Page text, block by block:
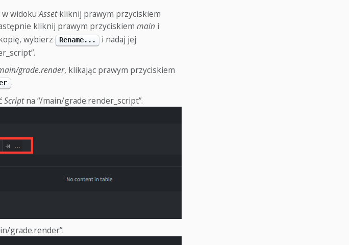
w widokuAssetkliknij prawym przyciskiem
kliknij prawym przyciskiem main i
wybierz Rename...
i nadaj jej
grade.render, klikając prawym przyciskiem
.
Scriptna “/main/grade.render_script”.
grade.render”.